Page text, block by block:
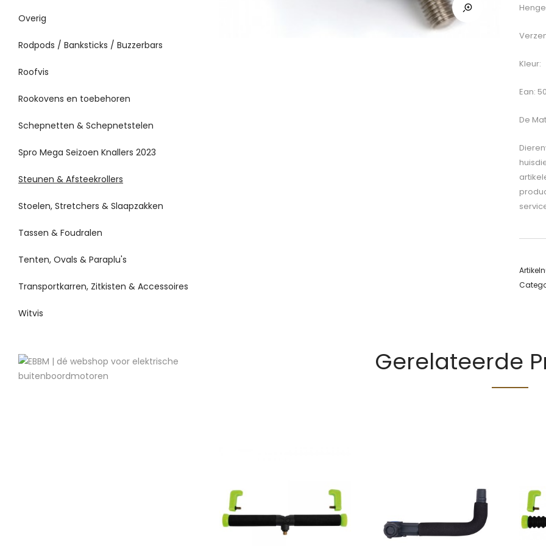
Kleur:
Ean:
De
Gerelateerde
Overig
Rodpods / Banksticks / Buzzerbars
Roofvis
Rookovens en toebehoren
Schepnetten & Schepnetstelen
Spro Mega Seizoen Knallers 2023
Steunen & Afsteekrollers
Stoelen, Stretchers & Slaapzakken
Tassen & Foudralen
Tenten, Ovals & Paraplu's
Transportkarren, Zitkisten & Accessoires
Witvis